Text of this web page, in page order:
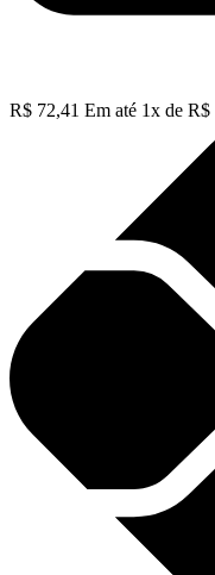
R$ 72,41 Em até 1x de R$